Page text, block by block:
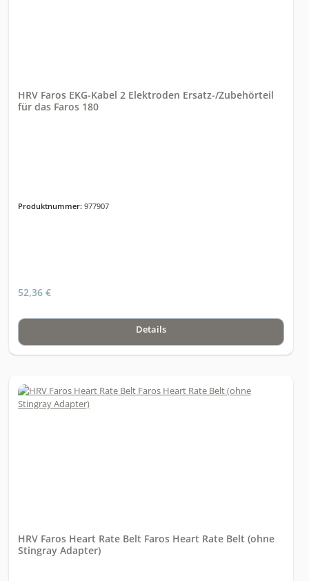
HRV Faros EKG-Kabel 2 Elektroden Ersatz-/Zubehörteil
für das Faros 180
Produktnummer: 977907
52,36 €
Details
HRV Faros Heart Rate Belt Faros Heart Rate Belt (ohne
Stingray Adapter)